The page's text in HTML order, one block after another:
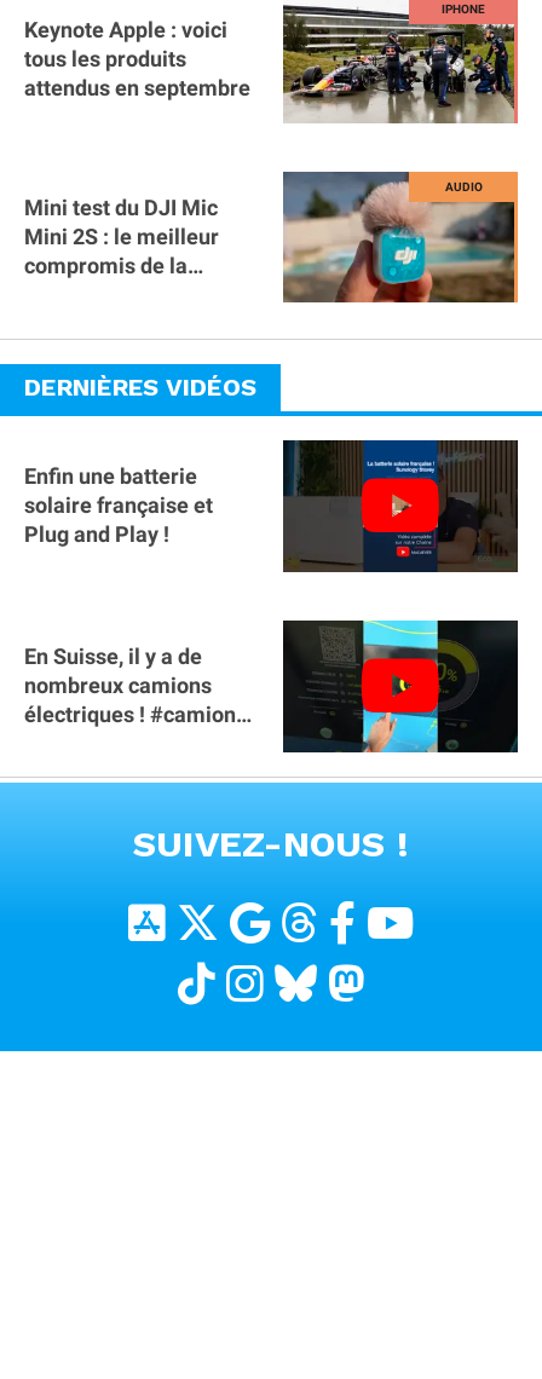
Keynote Apple : voici
tous les produits
attendus en septembre
Mini test du DJI Mic
Mini 2S : le meilleur
compromis de la
DERNIÈRES VIDÉOS
Enfin une batterie
solaire française et
Plug and Play !
En Suisse, il y a de
nombreux camions
électriques ! #camion
#voitureelectrique
SUIVEZ-NOUS !